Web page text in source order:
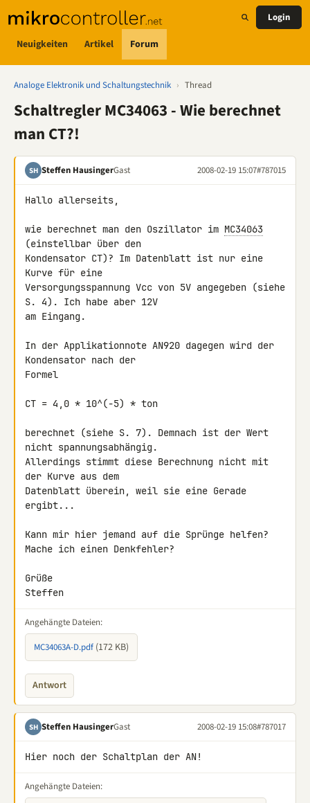
Neuigkeiten Artikel Forum
Login
Analoge Elektronik und Schaltungstechnik › Thread
Schaltregler MC34063 - Wie berechnet
man CT?!
SH Steffen HausingerGast 2008-02-19 15:07#787015
Hallo allerseits,
wie berechnet man den Oszillator im MC34063
(einstellbar über den
Kondensator CT)? Im Datenblatt ist nur eine
Kurve für eine
Versorgungsspannung Vcc von 5V angegeben (siehe
S. 4). Ich habe aber 12V
am Eingang.
In der Applikationnote AN920 dagegen wird der
Kondensator nach der
Formel
CT = 4,0 * 10^(-5) * ton
berechnet (siehe S. 7). Demnach ist der Wert
nicht spannungsabhängig.
Allerdings stimmt diese Berechnung nicht mit
der Kurve aus dem
Datenblatt überein, weil sie eine Gerade
ergibt...
Kann mir hier jemand auf die Sprünge helfen?
Mache ich einen Denkfehler?
Grüße
Steffen
Angehängte Dateien:
MC34063A-D.pdf (172 KB)
Antwort
SH Steffen HausingerGast 2008-02-19 15:08#787017
Hier noch der Schaltplan der AN!
Angehängte Dateien: